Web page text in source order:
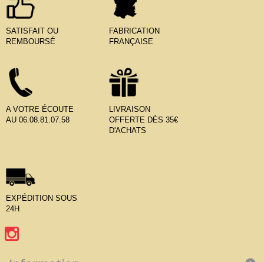
SATISFAIT OU
REMBOURSÉ
FABRICATION
FRANÇAISE
A VOTRE ÉCOUTE
AU 06.08.81.07.58
LIVRAISON
OFFERTE DÈS 35€
D'ACHATS
EXPÉDITION SOUS
24H